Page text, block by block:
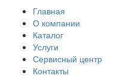
Главная
О компании
Каталог
Услуги
Сервисный центр
Контакты